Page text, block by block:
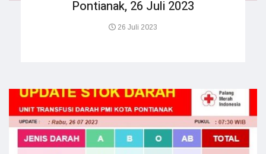
Pontianak, 26 Juli 2023
26 Juli 2023